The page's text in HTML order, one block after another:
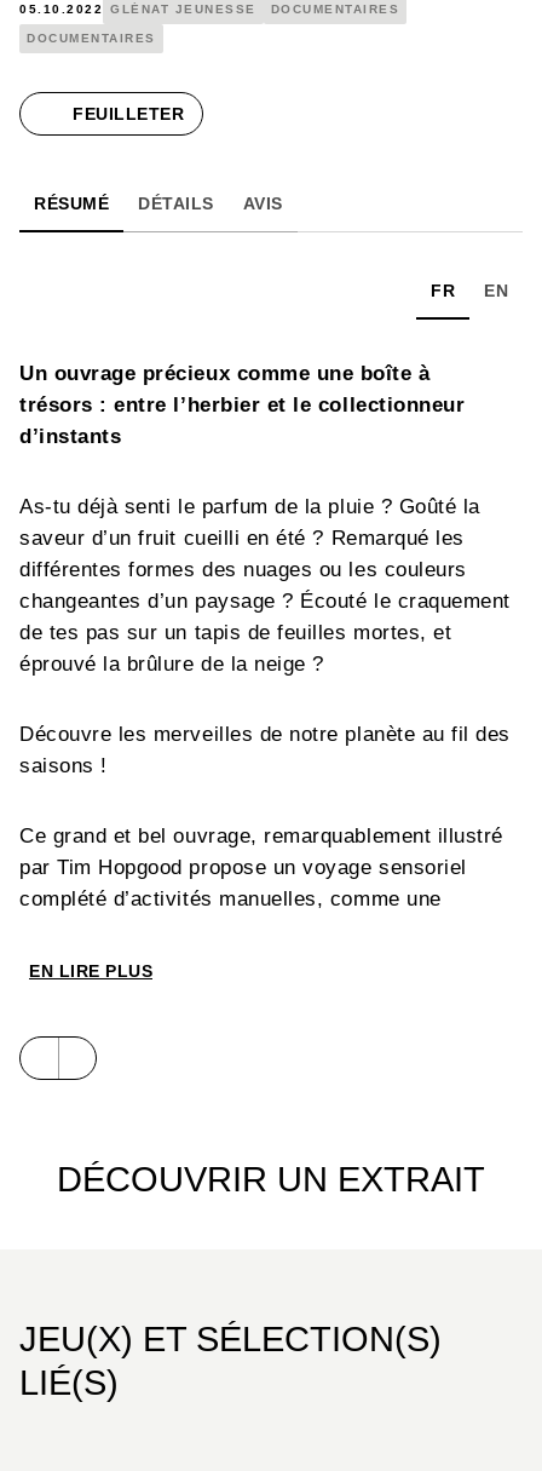
05.10.2022 GLÉNAT JEUNESSE DOCUMENTAIRES
DOCUMENTAIRES
FEUILLETER
RÉSUMÉ DÉTAILS AVIS
FR EN
Un ouvrage précieux comme une boîte à
trésors : entre l’herbier et le collectionneur
d’instants
As-tu déjà senti le parfum de la pluie ? Goûté la
saveur d’un fruit cueilli en été ? Remarqué les
différentes formes des nuages ou les couleurs
changeantes d’un paysage ? Écouté le craquement
de tes pas sur un tapis de feuilles mortes, et
éprouvé la brûlure de la neige ?
Découvre les merveilles de notre planète au fil des
saisons !
Ce grand et bel ouvrage, remarquablement illustré
par Tim Hopgood propose un voyage sensoriel
complété d’activités manuelles, comme une
nature… et à RESPIRER pleinement !
EN LIRE PLUS
DÉCOUVRIR UN EXTRAIT
JEU(X) ET SÉLECTION(S)
LIÉ(S)